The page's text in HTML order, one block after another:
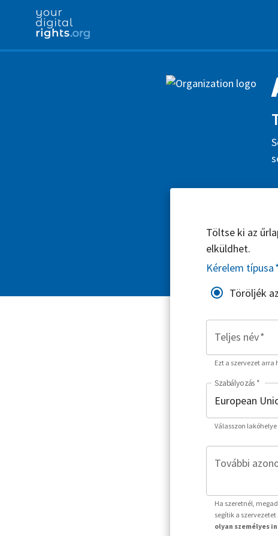
Töltse ki az
elküldhet.
Kérelem típusa
Töröljék
Teljes név*
Ezt a szervezet
Szabályozás *
Válasszon
További
Ha szeretnél,
segítik a
olyan személyes